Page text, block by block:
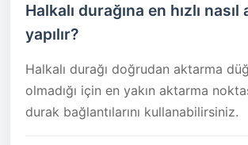
Halkalı durağına en hızlı
yapılır?
Halkalı durağı doğrudan aktarma
olmadığı için en yakın aktarma
durak bağlantılarını kullanabilirsiniz.